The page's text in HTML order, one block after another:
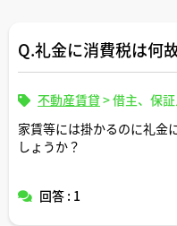
Q.礼金に消費税は何
不動産賃貸 >借主、保
家賃等には掛かるのに礼金
しょうか？
回答 : 1